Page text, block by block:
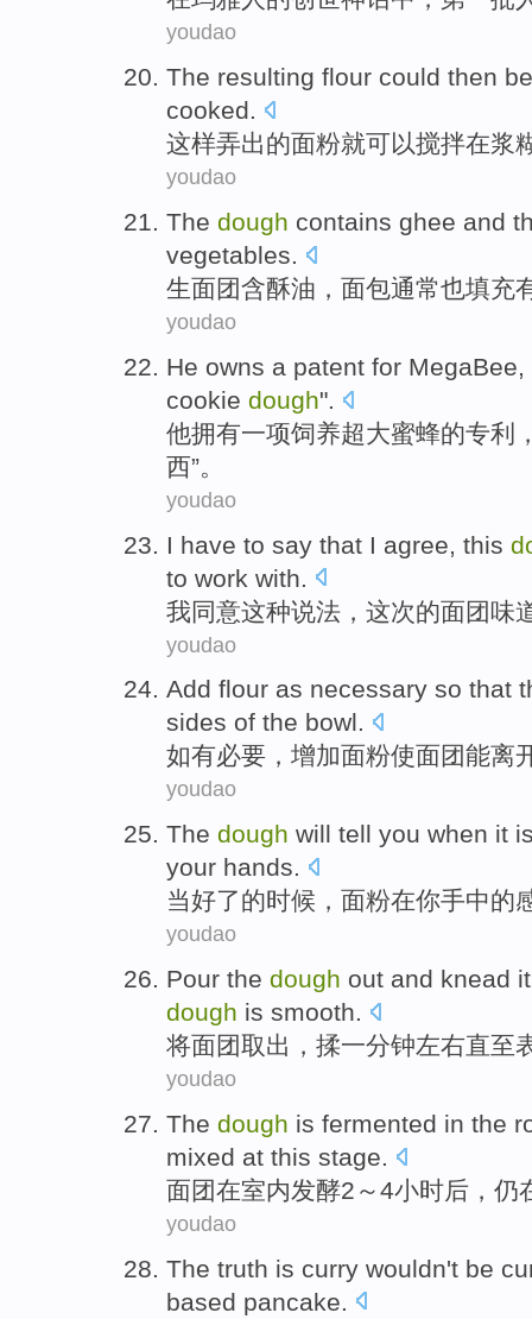
youdao
The resulting flour could then
cooked.
这样弄出的面粉就可以搅拌在浆
youdao
The dough contains ghee and
vegetables.
生面团含酥油 ， 面包通常也填充
youdao
He owns a patent for MegaBee
cookie dough".
他拥有一项饲养超大蜜蜂的专利
西”。
youdao
I have to say that I agree , this
to work with
我同意这种说法 ，这次的面团味
youdao
Add flour as necessary so that
sides of the bowl.
如有必要 ， 增加面粉使面团能离
youdao
The dough will tell you when it
your hands.
当好了的时候 ，面粉在你手中的
youdao
Pour the dough out and knead
dough is smooth.
将面团取出， 揉一分钟左右直至
youdao
The dough is fermented in the
mixed at this stage.
面团在室内发酵2 ～4小时后，仍
youdao
The truth is curry wouldn't be
based pancake